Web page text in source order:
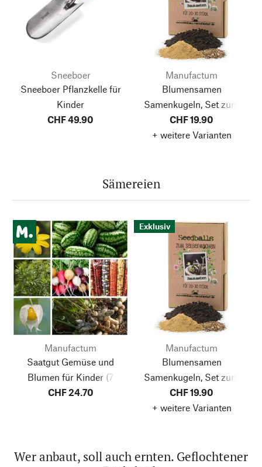
Sneeboer
Sneeboer Pflanzkelle für
Kinder
CHF 49.90
Manufactum
Blumensamen
Samenkugeln, Set zum
Selbermachen
CHF 19.90
+ weitere Varianten
Sämereien
Manufactum
Saatgut Gemüse und
Blumen für Kinder (7
Tüten)
CHF 24.70
Exklusiv
Manufactum
Blumensamen
Samenkugeln, Set zum
Selbermachen
CHF 19.90
+ weitere Varianten
Wer anbaut, soll auch ernten. Geflochtener